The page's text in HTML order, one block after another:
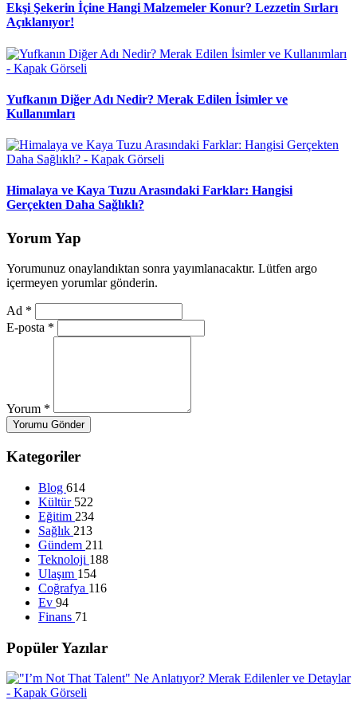
Ekşi Şekerin İçine Hangi Malzemeler Konur? Lezzetin Sırları
Açıklanıyor!
Yufkanın Diğer Adı Nedir? Merak Edilen İsimler ve
Kullanımları
Himalaya ve Kaya Tuzu Arasındaki Farklar: Hangisi
Gerçekten Daha Sağlıklı?
Yorum Yap
Yorumunuz onaylandıktan sonra yayımlanacaktır. Lütfen argo
içermeyen yorumlar gönderin.
Ad *
E-posta *
Yorum *
Yorumu Gönder
Kategoriler
Blog 614
Kültür 522
Eğitim 234
Sağlık 213
Gündem 211
Teknoloji 188
Ulaşım 154
Coğrafya 116
Ev 94
Finans 71
Popüler Yazılar